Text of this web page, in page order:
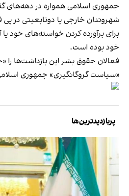
جمهوری اسلامی همواره در دهه‌های
شهروندان خارجی یا دوتابعیتی در
برای برآورده کردن خواسته‌های خود یا
خود بوده است.
فعالان حقوق بشر این بازداشت‌ها را
«سیاست گروگانگیری» جمهوری
پربازدیدترین‌ها